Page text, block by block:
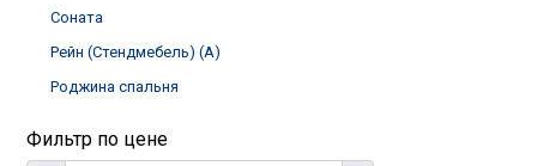
Соната
Рейн (Стендмебель) (А)
Роджина спальня
Фильтр по цене